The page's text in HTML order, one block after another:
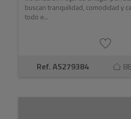
buscan tranquilidad, comodidad y
todo e...
Ref. AS279384